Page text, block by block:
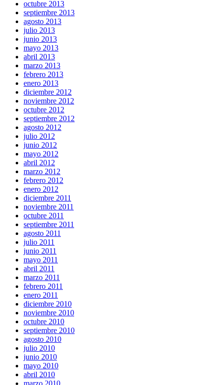
octubre 2013
septiembre 2013
agosto 2013
julio 2013
junio 2013
mayo 2013
abril 2013
marzo 2013
febrero 2013
enero 2013
diciembre 2012
noviembre 2012
octubre 2012
septiembre 2012
agosto 2012
julio 2012
junio 2012
mayo 2012
abril 2012
marzo 2012
febrero 2012
enero 2012
diciembre 2011
noviembre 2011
octubre 2011
septiembre 2011
agosto 2011
julio 2011
junio 2011
mayo 2011
abril 2011
marzo 2011
febrero 2011
enero 2011
diciembre 2010
noviembre 2010
octubre 2010
septiembre 2010
agosto 2010
julio 2010
junio 2010
mayo 2010
abril 2010